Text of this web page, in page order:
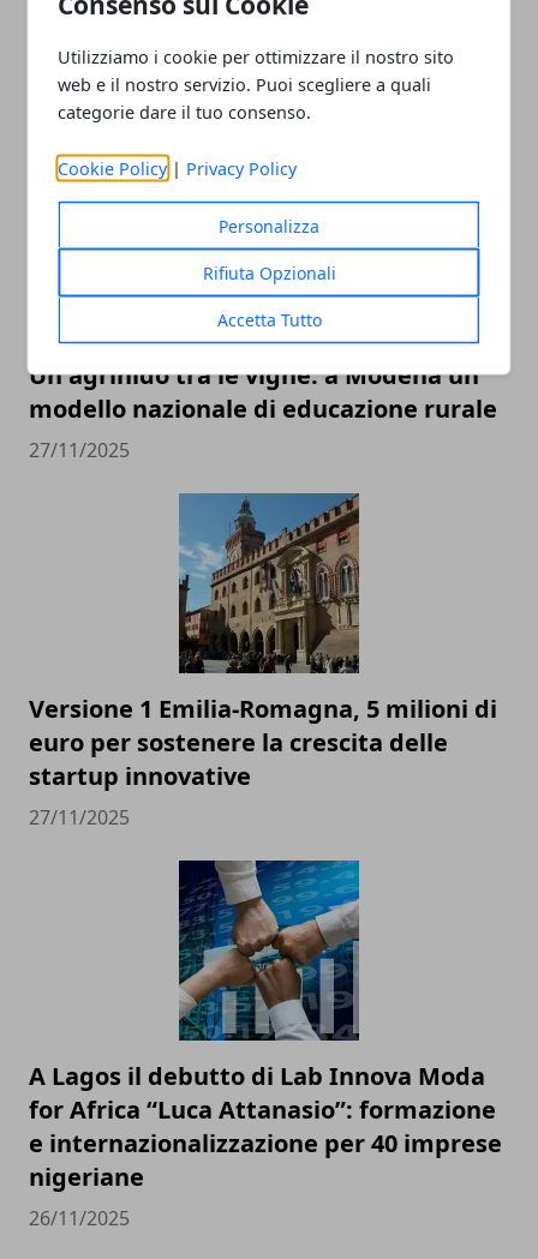
Utilizziamo i cookie per ottimizzare il nostro sito
web e il nostro servizio. Puoi scegliere a quali
categorie dare il tuo consenso.
Cookie Policy | Privacy Policy
Personalizza
Rifiuta Opzionali
Accetta Tutto
ARTICOLI CORRELATI
Un agrinido tra le vigne: a Modena un
modello nazionale di educazione rurale
27/11/2025
Versione 1 Emilia-Romagna, 5 milioni di
euro per sostenere la crescita delle
startup innovative
27/11/2025
A Lagos il debutto di Lab Innova Moda
for Africa “Luca Attanasio”: formazione
e internazionalizzazione per 40 imprese
nigeriane
26/11/2025